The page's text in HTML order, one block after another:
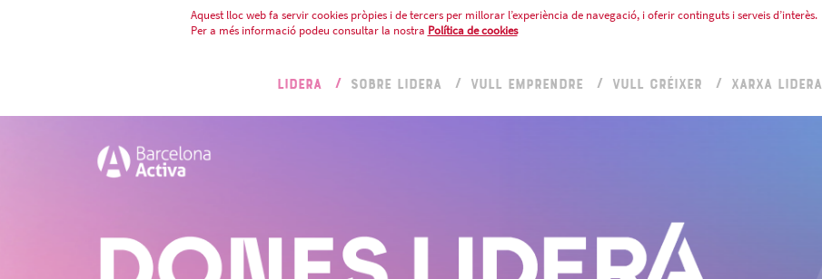
Aquest lloc web fa servir cookies pròpies i de tercers per millorar l’experiència de navegació, i oferir continguts i serveis d’interès.
Per a més informació podeu consultar la nostra Política de cookies
LIDERA SOBRE LIDERA VULL EMPRENDRE VULL CRÉIXER XARXA LIDERA